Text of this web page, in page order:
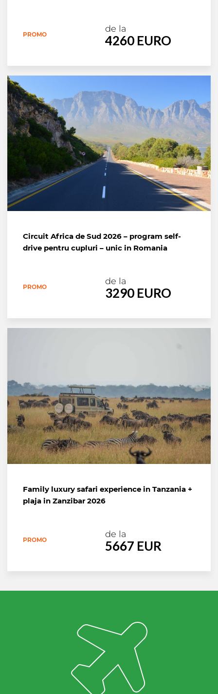
PROMO
de la
4260 EURO
Circuit Africa de Sud 2026 – program self-
drive pentru cupluri – unic in Romania
PROMO
de la
3290 EURO
Family luxury safari experience in Tanzania +
plaja in Zanzibar 2026
PROMO
de la
5667 EUR